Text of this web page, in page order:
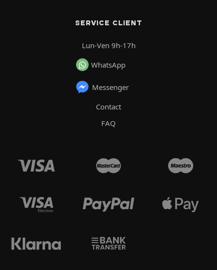
SERVICE CLIENT
Lun-Ven 9h-17h
WhatsApp
Messenger
Contact
FAQ